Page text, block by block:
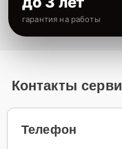
гарантия на работы
Контакты
Телефон